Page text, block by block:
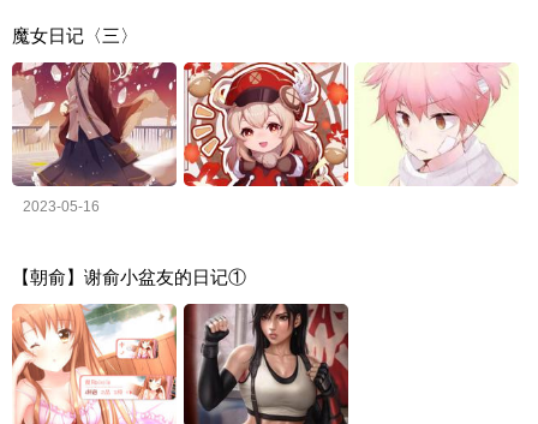
魔女日记〈三〉
2023-05-16
【朝俞】谢俞小盆友的日记①